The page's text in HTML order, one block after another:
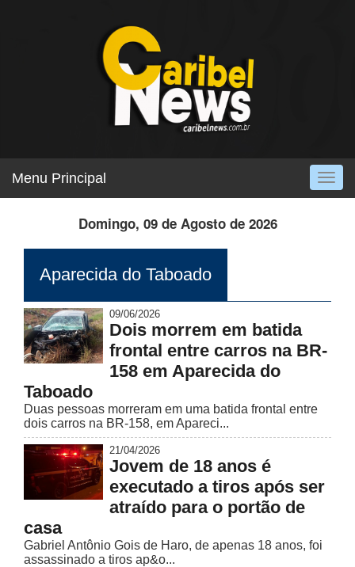
Menu Principal
Domingo, 09 de Agosto de 2026
Aparecida do Taboado
09/06/2026
Dois morrem em batida
frontal entre carros na BR-
158 em Aparecida do
Taboado
Duas pessoas morreram em uma batida frontal entre
dois carros na BR-158, em Apareci...
21/04/2026
Jovem de 18 anos é
executado a tiros após ser
atraído para o portão de
casa
Gabriel Antônio Gois de Haro, de apenas 18 anos, foi
assassinado a tiros ap&o...